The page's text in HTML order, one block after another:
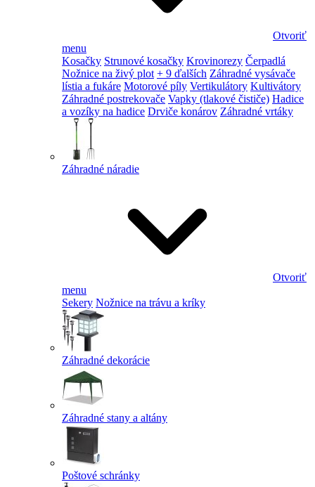
Otvoriť
menu
Kosačky Strunové kosačky Krovinorezy Čerpadlá
Nožnice na živý plot + 9 ďalších Záhradné vysávače
lístia a fukáre Motorové píly Vertikulátory Kultivátory
Záhradné postrekovače Vapky (tlakové čističe) Hadice
a vozíky na hadice Drviče konárov Záhradné vrtáky
Záhradné náradie
Otvoriť
menu
Sekery Nožnice na trávu a kríky
Záhradné dekorácie
Záhradné stany a altány
Poštové schránky